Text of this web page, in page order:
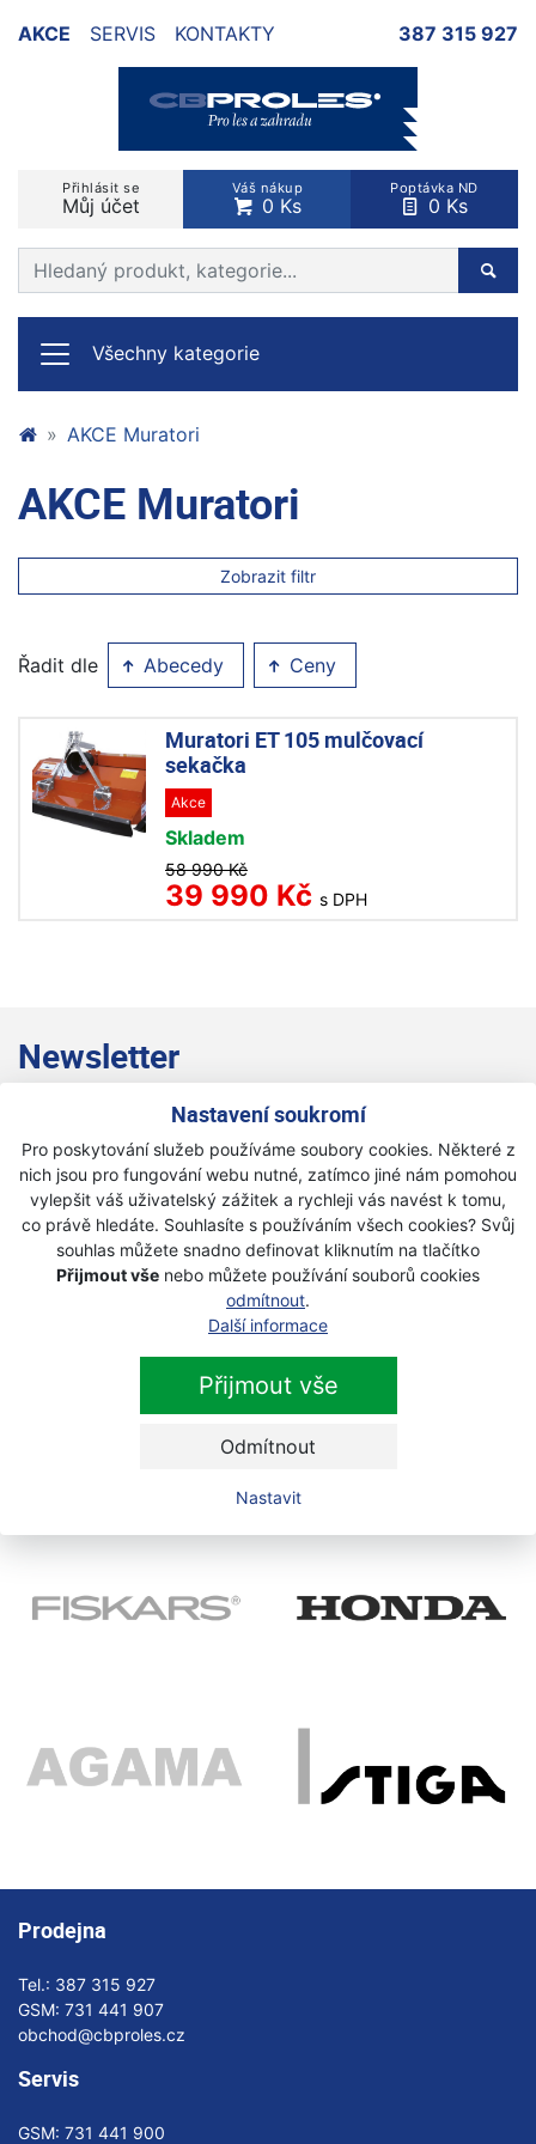
Nastavení soukromí
Pro poskytování služeb používáme soubory cookies. Některé z
nich jsou pro fungování webu nutné, zatímco jiné nám pomohou
vylepšit váš uživatelský zážitek a rychleji vás navést k tomu,
co právě hledáte. Souhlasíte s používáním všech cookies? Svůj
souhlas můžete snadno definovat kliknutím na tlačítko
Přijmout vše nebo můžete používání souborů cookies
odmítnout.
Další informace
Přijmout vše
Odmítnout
Nastavit
AKCE SERVIS KONTAKTY 387 315 927
Přihlásit se
Můj účet
Váš nákup
0 Ks
Poptávka ND
0 Ks
Prohledat web
Všechny kategorie
AKCE Muratori
AKCE Muratori
Zobrazit filtr
Řadit dle Abecedy Ceny
Muratori ET 105 mulčovací
sekačka
Akce
Skladem
58 990 Kč
39 990 Kč s DPH
Newsletter
Přihlaste se k odběru novinek
Zaškrtnutím souhlasím se zpracováním osobních
údajů.
Prodejna
Tel.: 387 315 927
GSM: 731 441 907
obchod@cbproles.cz
Servis
GSM: 731 441 900